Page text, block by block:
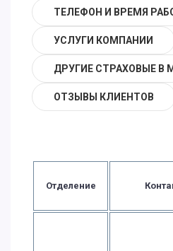
ТЕЛЕФОН И ВРЕМЯ
УСЛУГИ КОМПАНИИ
ДРУГИЕ СТРАХОВЫЕ В
ОТЗЫВЫ КЛИЕНТОВ
Отделение